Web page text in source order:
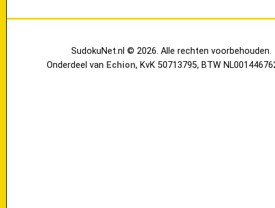
SudokuNet.nl © 2026. Alle rechten voorbehouden.
Onderdeel van Echion, KvK 50713795, BTW